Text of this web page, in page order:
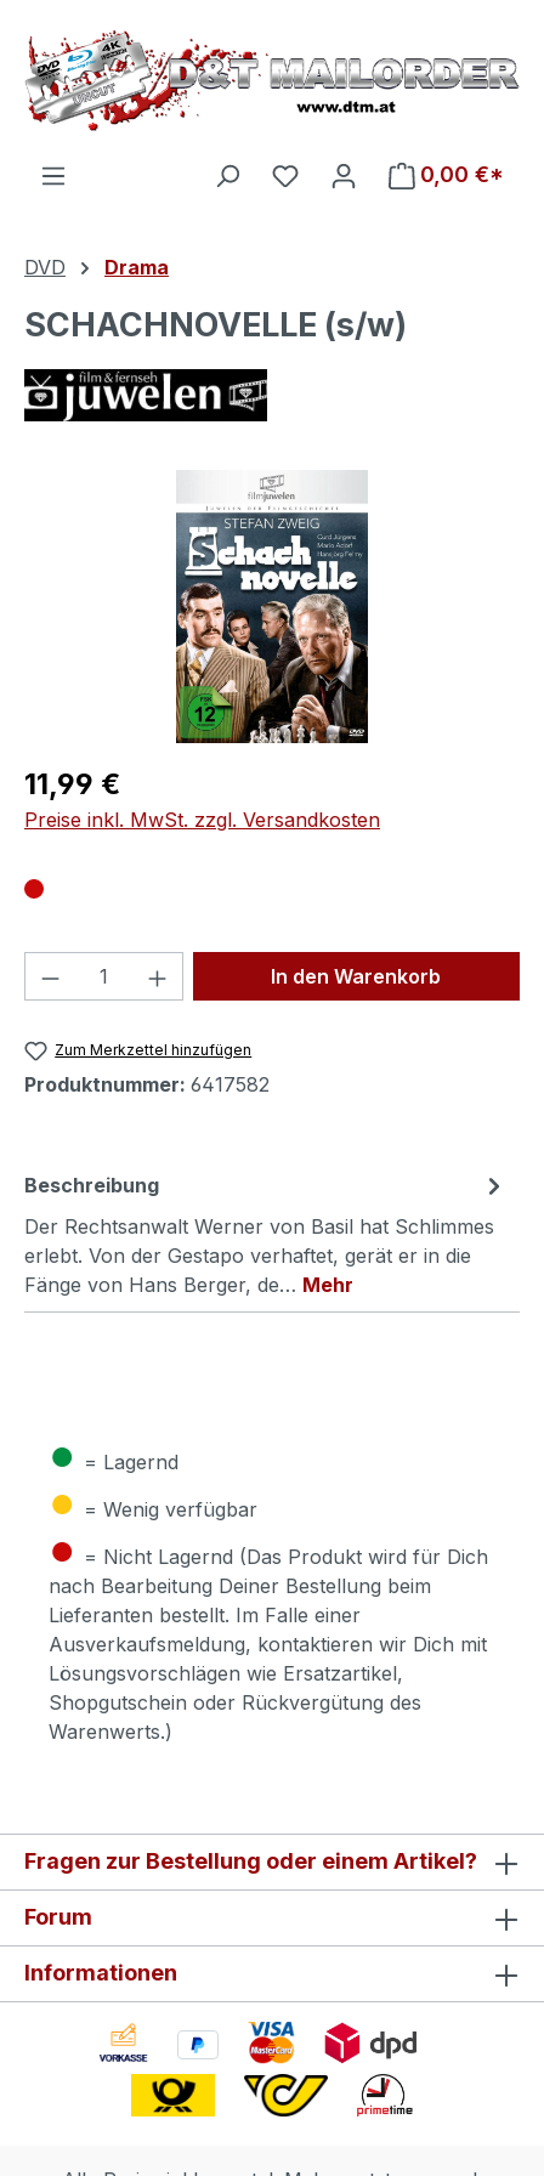
Zum Hauptinhalt springen
Du hast 0 Produkte auf
0,00 €*
DVD Drama
SCHACHNOVELLE (s/w)
Bildergalerie überspringen
Regulärer Preis:
11,99 €
Preise inkl. MwSt. zzgl. Versandkosten
Produkt Anzahl: Gib denIn den Warenkorb
Zum Merkzettel hinzufügen
Produktnummer: 6417582
Beschreibung
Der Rechtsanwalt Werner von Basil hat Schlimmes
erlebt. Von der Gestapo verhaftet, gerät er in die
Fänge von Hans Berger, de… Mehr
● = Lagernd
● = Wenig verfügbar
● = Nicht Lagernd (Das Produkt wird für Dich
nach Bearbeitung Deiner Bestellung beim
Lieferanten bestellt. Im Falle einer
Ausverkaufsmeldung, kontaktieren wir Dich mit
Lösungsvorschlägen wie Ersatzartikel,
Shopgutschein oder Rückvergütung des
Warenwerts.)
Fragen zur Bestellung oder einem Artikel?
Forum
Informationen